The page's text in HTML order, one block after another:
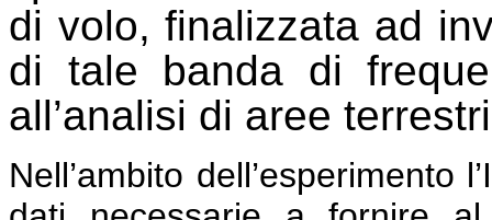
di volo, finalizzata ad
di tale banda di
all’analisi di aree
Nell’ambito dell’esperimento